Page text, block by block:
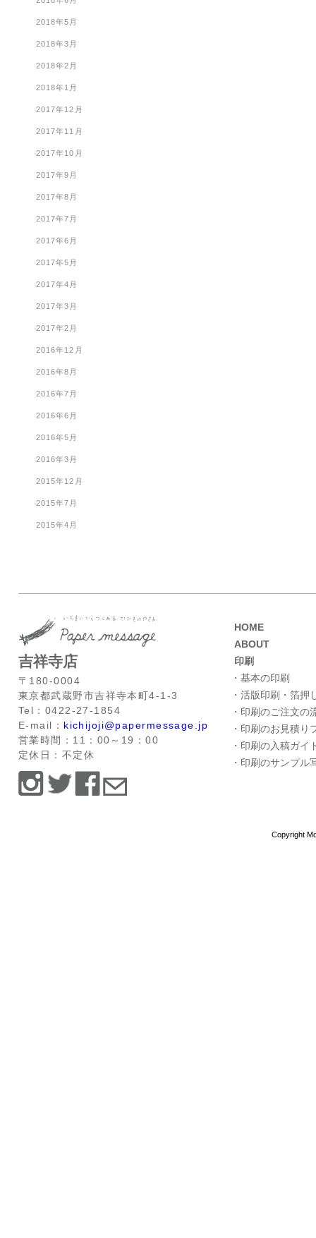
2018年5月
2018年3月
2018年2月
2018年1月
2017年12月
2017年11月
2017年10月
2017年9月
2017年8月
2017年7月
2017年6月
2017年5月
2017年4月
2017年3月
2017年2月
2016年12月
2016年8月
2016年7月
2016年6月
2016年5月
2016年3月
2015年12月
2015年7月
2015年4月
吉祥寺店
〒180-0004
東京都武蔵野市吉祥寺本町4-1-3
Tel：0422-27-1854
E-mail： kichijoji@papermessage.jp
営業時間：11：00～19：00
定休日：不定休
HOME
ABOUT
印刷
・基本の印刷
・活版印刷・箔押
・印刷のご注文の
・印刷のお見積り
・印刷の入稿ガイ
・印刷のサンプル
Copyright